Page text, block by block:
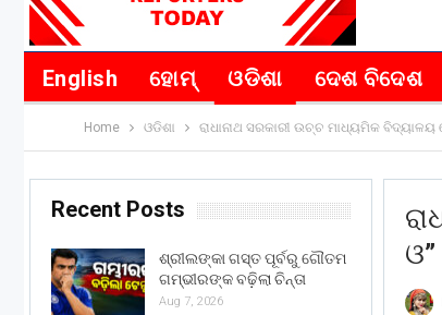
English ହୋମ୍ ଓଡିଶା ଦେଶ ବିଦେଶ
Home ଓଡିଶା ରାଧାନାଥ ସରକାରୀ ଉଚ୍ଚ ମାଧ୍ୟମିକ
Recent Posts
ଶ୍ରୀଲଙ୍କା ଗସ୍ତ ପୂର୍ବରୁ ଗୌତମ
ଗମ୍ଭୀରଙ୍କ ବଢ଼ିଲା ଚିନ୍ତା
Aug 7, 2026